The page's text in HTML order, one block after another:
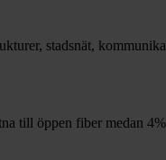
stadsnät,
till öppen fiber medan 4%